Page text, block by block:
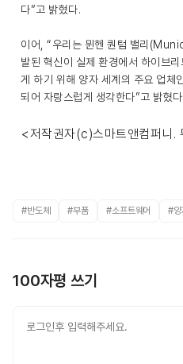
다”고 밝혔다.
이어, “우리는 뮌헨 퀀텀 밸리
발된 혁신이 실제 환경에서 하이브
게 하기 위해 양자 세계의 주요 업체
되어 자랑스럽게 생각한다”고 밝혔
<저작권자(c)스마트앤컴퍼니.
#반도체 #부품 #소프트웨어 #양
100자평 쓰기